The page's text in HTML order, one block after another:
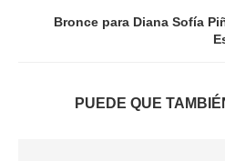
Bronce para Diana Sofía
PUEDE QUE